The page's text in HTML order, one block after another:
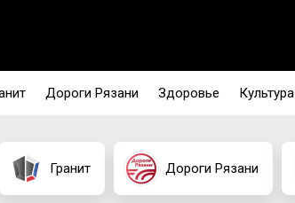
Дороги Рязани Здоровье Культура
Гранит Дороги Рязани